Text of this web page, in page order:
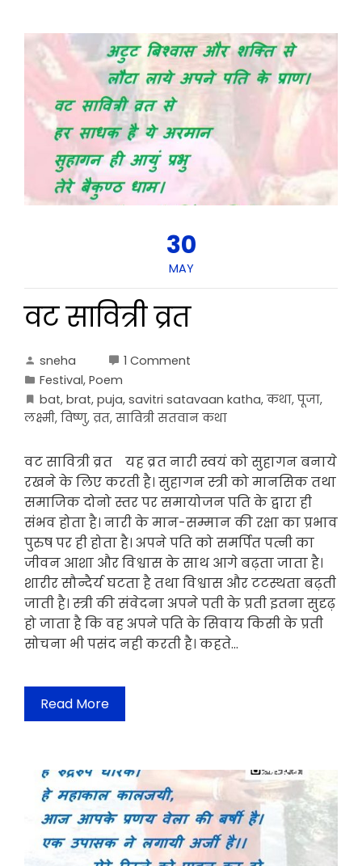
30
MAY
वट सावित्री व्रत
sneha
1 Comment
Festival, Poem
bat, brat, puja, savitri satavaan katha, कथा, पूजा,
लक्ष्मी, विष्णु, व्रत, सावित्री सतवान कथा
वट सावित्री व्रत यह व्रत नारी स्वयं को सुहागन बनाये
रखने के लिए करती है। सुहागन स्त्री को मानसिक तथा
समाजिक दोनो स्तर पर समायोजन पति के द्वारा ही
संभव होता है। नारी के मान-सम्मान की रक्षा का प्रभाव
पुरुष पर ही होता है। अपने पति को समर्पित पत्नी का
जीवन आशा और विश्वास के साथ आगे बढ़ता जाता है।
शारीर सौन्दैर्य घटता है तथा विश्वास और टटस्थता बढ़ती
जाती है। स्त्री की संवेदना अपने पती के प्रती इतना सुदृढ़
हो जाता है कि वह अपने पति के सिवाय किसी के प्रती
सोचना भी पसंद नही करती है। कहते…
Read More